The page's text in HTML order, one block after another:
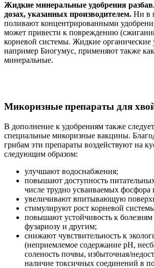
Жидкие минеральные удобрения
дозах, указанных производителем. Ни в
поливают концентрированными
может привести к повреждению
корневой системы. Жидкие органические
например Биогумус, применяют также
минеральные.
Микоризные препараты для
В дополнение к удобрениям также
специальные микоризные вакцины.
грибам эти препараты воздействуют на
следующим образом:
улучшают водоснабжения;
повышают доступность
числе трудно усваиваемых фосфора
увеличивают впитывающую
стимулируют рост корневой
повышают устойчивость к болезням
фузариозу и другим;
снижают чувствительность к
(неприемлемое содержание рН,
соленость почвы, избыточная/
наличие токсичных соединений в